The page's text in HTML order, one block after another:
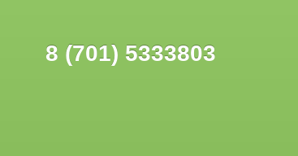
8 (701) 5333803